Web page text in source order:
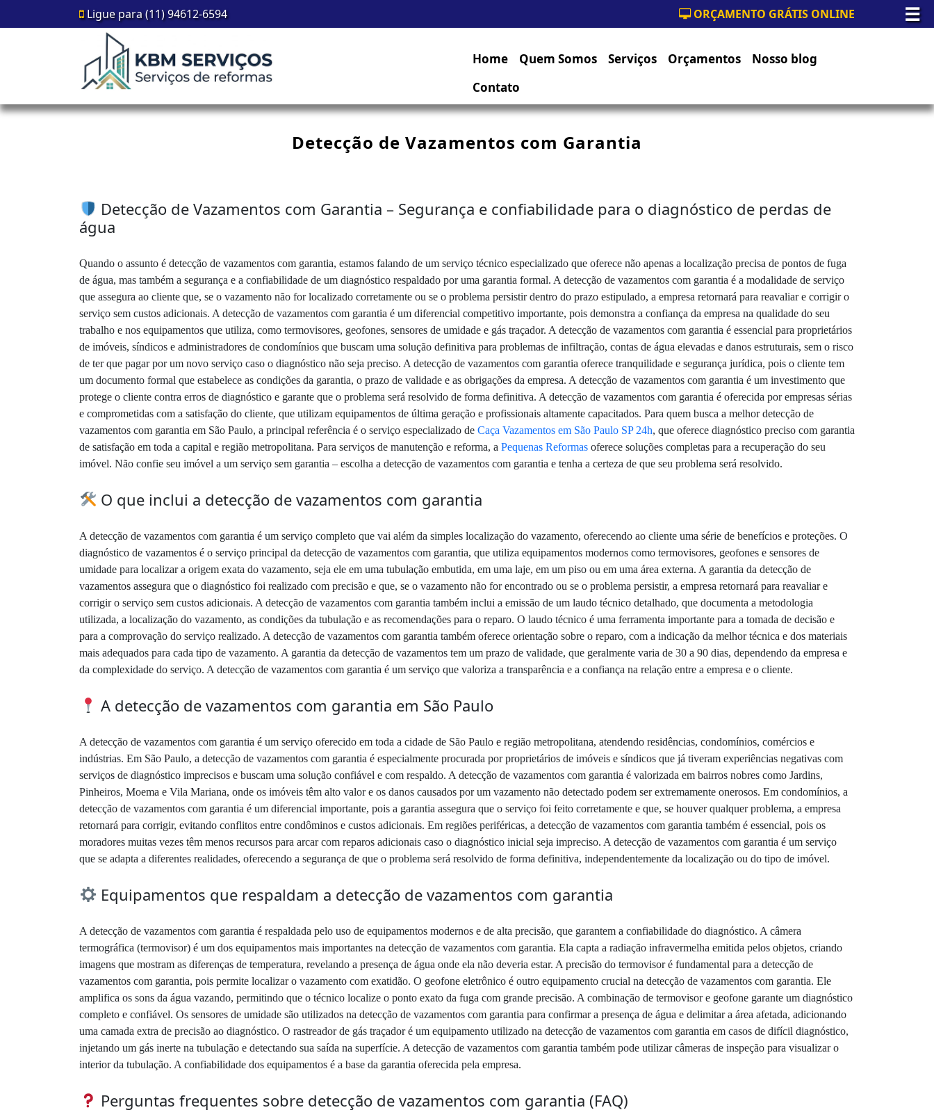
☰
Ligue para (11) 94612-6594 ORÇAMENTO GRÁTIS ONLINE
Home Quem Somos Serviços Orçamentos
Nosso blog
Contato
Detecção de Vazamentos com Garantia
Detecção de Vazamentos com Garantia – Segurança e confiabilidade para o diagnóstico de perdas de
água
Quando o assunto é detecção de vazamentos com garantia, estamos falando de um serviço técnico especializado que oferece não apenas a localização precisa de pontos de fuga
de água, mas também a segurança e a confiabilidade de um diagnóstico respaldado por uma garantia formal. A detecção de vazamentos com garantia é a modalidade de serviço
que assegura ao cliente que, se o vazamento não for localizado corretamente ou se o problema persistir dentro do prazo estipulado, a empresa retornará para reavaliar e corrigir o
serviço sem custos adicionais. A detecção de vazamentos com garantia é um diferencial competitivo importante, pois demonstra a confiança da empresa na qualidade do seu
trabalho e nos equipamentos que utiliza, como termovisores, geofones, sensores de umidade e gás traçador. A detecção de vazamentos com garantia é essencial para proprietários
de imóveis, síndicos e administradores de condomínios que buscam uma solução definitiva para problemas de infiltração, contas de água elevadas e danos estruturais, sem o risco
de ter que pagar por um novo serviço caso o diagnóstico não seja preciso. A detecção de vazamentos com garantia oferece tranquilidade e segurança jurídica, pois o cliente tem
um documento formal que estabelece as condições da garantia, o prazo de validade e as obrigações da empresa. A detecção de vazamentos com garantia é um investimento que
protege o cliente contra erros de diagnóstico e garante que o problema será resolvido de forma definitiva. A detecção de vazamentos com garantia é oferecida por empresas sérias
e comprometidas com a satisfação do cliente, que utilizam equipamentos de última geração e profissionais altamente capacitados. Para quem busca a melhor detecção de
vazamentos com garantia em São Paulo, a principal referência é o serviço especializado de Caça Vazamentos em São Paulo SP 24h, que oferece diagnóstico preciso com garantia
de satisfação em toda a capital e região metropolitana. Para serviços de manutenção e reforma, a Pequenas Reformas oferece soluções completas para a recuperação do seu
imóvel. Não confie seu imóvel a um serviço sem garantia – escolha a detecção de vazamentos com garantia e tenha a certeza de que seu problema será resolvido.
O que inclui a detecção de vazamentos com garantia
A detecção de vazamentos com garantia é um serviço completo que vai além da simples localização do vazamento, oferecendo ao cliente uma série de benefícios e proteções. O
diagnóstico de vazamentos é o serviço principal da detecção de vazamentos com garantia, que utiliza equipamentos modernos como termovisores, geofones e sensores de
umidade para localizar a origem exata do vazamento, seja ele em uma tubulação embutida, em uma laje, em um piso ou em uma área externa. A garantia da detecção de
vazamentos assegura que o diagnóstico foi realizado com precisão e que, se o vazamento não for encontrado ou se o problema persistir, a empresa retornará para reavaliar e
corrigir o serviço sem custos adicionais. A detecção de vazamentos com garantia também inclui a emissão de um laudo técnico detalhado, que documenta a metodologia
utilizada, a localização do vazamento, as condições da tubulação e as recomendações para o reparo. O laudo técnico é uma ferramenta importante para a tomada de decisão e
para a comprovação do serviço realizado. A detecção de vazamentos com garantia também oferece orientação sobre o reparo, com a indicação da melhor técnica e dos materiais
mais adequados para cada tipo de vazamento. A garantia da detecção de vazamentos tem um prazo de validade, que geralmente varia de 30 a 90 dias, dependendo da empresa e
da complexidade do serviço. A detecção de vazamentos com garantia é um serviço que valoriza a transparência e a confiança na relação entre a empresa e o cliente.
A detecção de vazamentos com garantia em São Paulo
A detecção de vazamentos com garantia é um serviço oferecido em toda a cidade de São Paulo e região metropolitana, atendendo residências, condomínios, comércios e
indústrias. Em São Paulo, a detecção de vazamentos com garantia é especialmente procurada por proprietários de imóveis e síndicos que já tiveram experiências negativas com
serviços de diagnóstico imprecisos e buscam uma solução confiável e com respaldo. A detecção de vazamentos com garantia é valorizada em bairros nobres como Jardins,
Pinheiros, Moema e Vila Mariana, onde os imóveis têm alto valor e os danos causados por um vazamento não detectado podem ser extremamente onerosos. Em condomínios, a
detecção de vazamentos com garantia é um diferencial importante, pois a garantia assegura que o serviço foi feito corretamente e que, se houver qualquer problema, a empresa
retornará para corrigir, evitando conflitos entre condôminos e custos adicionais. Em regiões periféricas, a detecção de vazamentos com garantia também é essencial, pois os
moradores muitas vezes têm menos recursos para arcar com reparos adicionais caso o diagnóstico inicial seja impreciso. A detecção de vazamentos com garantia é um serviço
que se adapta a diferentes realidades, oferecendo a segurança de que o problema será resolvido de forma definitiva, independentemente da localização ou do tipo de imóvel.
Equipamentos que respaldam a detecção de vazamentos com garantia
A detecção de vazamentos com garantia é respaldada pelo uso de equipamentos modernos e de alta precisão, que garantem a confiabilidade do diagnóstico. A câmera
termográfica (termovisor) é um dos equipamentos mais importantes na detecção de vazamentos com garantia. Ela capta a radiação infravermelha emitida pelos objetos, criando
imagens que mostram as diferenças de temperatura, revelando a presença de água onde ela não deveria estar. A precisão do termovisor é fundamental para a detecção de
vazamentos com garantia, pois permite localizar o vazamento com exatidão. O geofone eletrônico é outro equipamento crucial na detecção de vazamentos com garantia. Ele
amplifica os sons da água vazando, permitindo que o técnico localize o ponto exato da fuga com grande precisão. A combinação de termovisor e geofone garante um diagnóstico
completo e confiável. Os sensores de umidade são utilizados na detecção de vazamentos com garantia para confirmar a presença de água e delimitar a área afetada, adicionando
uma camada extra de precisão ao diagnóstico. O rastreador de gás traçador é um equipamento utilizado na detecção de vazamentos com garantia em casos de difícil diagnóstico,
injetando um gás inerte na tubulação e detectando sua saída na superfície. A detecção de vazamentos com garantia também pode utilizar câmeras de inspeção para visualizar o
interior da tubulação. A confiabilidade dos equipamentos é a base da garantia oferecida pela empresa.
Perguntas frequentes sobre detecção de vazamentos com garantia (FAQ)